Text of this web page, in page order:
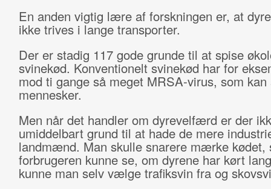
En anden vigtig lære af forskningen er, at
ikke trives i lange transporter.
Der er stadig 117 gode grunde til at spise
svinekød. Konventionelt svinekød har for
mod ti gange så meget MRSA-virus, som kan
mennesker.
Men når det handler om dyrevelfærd er der
umiddelbart grund til at hade de mere
landmænd. Man skulle snarere mærke kødet,
forbrugeren kunne se, om dyrene har kørt
kunne man selv vælge trafiksvin fra og